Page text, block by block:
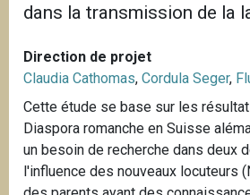
dans la transmission de la
Direction de projet
Claudia Cathomas, Cordula Seger,
Cette étude se base sur les
Diaspora romanche en Suisse
un besoin de recherche dans deux
l'influence des nouveaux locuteurs